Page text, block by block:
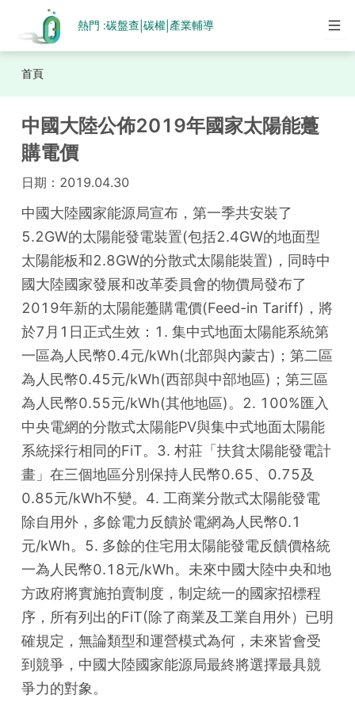
熱門 :碳盤查 碳權| 產業輔導
首頁
中國大陸公佈2019年國家太陽能躉
購電價
日期： 2019.04.30
中國大陸國家能源局宣布，第一季共安裝了
5.2GW的太陽能發電裝置(包括2.4GW的地面型
太陽能板和2.8GW的分散式太陽能裝置)，同時中
國大陸國家發展和改革委員會的物價局發布了
2019年新的太陽能躉購電價(Feed-in Tariff)，將
於7月1日正式生效：1. 集中式地面太陽能系統第
一區為人民幣0.4元/kWh(北部與內蒙古)；第二區
為人民幣0.45元/kWh(西部與中部地區)；第三區
為人民幣0.55元/kWh(其他地區)。2. 100%匯入
中央電網的分散式太陽能PV與集中式地面太陽能
系統採行相同的FiT。3. 村莊「扶貧太陽能發電計
畫」在三個地區分別保持人民幣0.65、0.75及
0.85元/kWh不變。4. 工商業分散式太陽能發電
除自用外，多餘電力反饋於電網為人民幣0.1
元/kWh。5. 多餘的住宅用太陽能發電反饋價格統
一為人民幣0.18元/kWh。未來中國大陸中央和地
方政府將實施拍賣制度，制定統一的國家招標程
序，所有列出的FiT(除了商業及工業自用外）已明
確規定，無論類型和運營模式為何，未來皆會受
到競爭，中國大陸國家能源局最終將選擇最具競
爭力的對象。